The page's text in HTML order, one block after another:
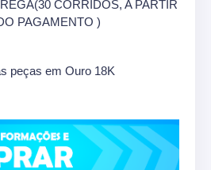
CORRIDOS, A PARTIR
PAGAMENTO )
peças em Ouro 18K